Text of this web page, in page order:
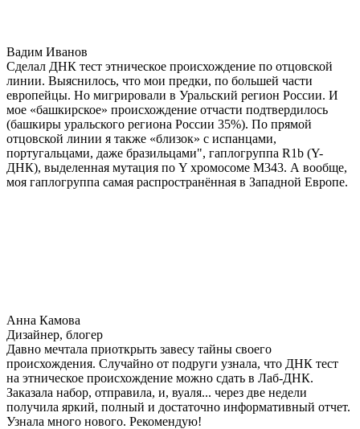
Вадим Иванов
Сделал ДНК тест этническое происхождение по отцовской
линии. Выяснилось, что мои предки, по большей части
европейцы. Но мигрировали в Уральский регион России. И
мое «башкирское» происхождение отчасти подтвердилось
(башкиры уральского региона России 35%). По прямой
отцовской линии я также «близок» с испанцами,
португальцами, даже бразильцами", гаплогруппа R1b (Y-
ДНК), выделенная мутация по Y хромосоме М343. А вообще,
моя гаплогруппа самая распространённая в Западной Европе.
Анна Камова
Дизайнер, блогер
Давно мечтала приоткрыть завесу тайны своего
происхождения. Случайно от подруги узнала, что ДНК тест
на этническое происхождение можно сдать в Лаб-ДНК.
Заказала набор, отправила, и, вуаля... через две недели
получила яркий, полный и достаточно информативный отчет.
Узнала много нового. Рекомендую!